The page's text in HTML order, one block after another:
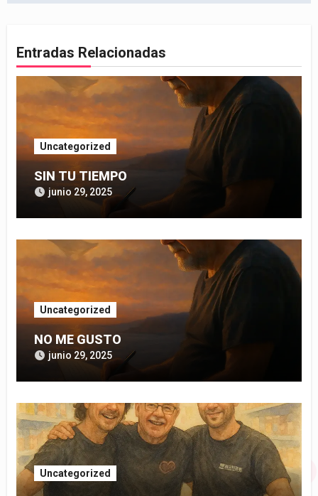
Entradas Relacionadas
Uncategorized
SIN TU TIEMPO
junio 29, 2025
Uncategorized
NO ME GUSTO
junio 29, 2025
Uncategorized